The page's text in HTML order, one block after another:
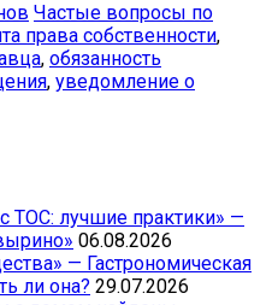
Частые вопросы по
права собственности,
, обязанность
, уведомление о
ТОС: лучшие практики» —
06.08.2026
— Гастрономическая
ли она? 29.07.2026